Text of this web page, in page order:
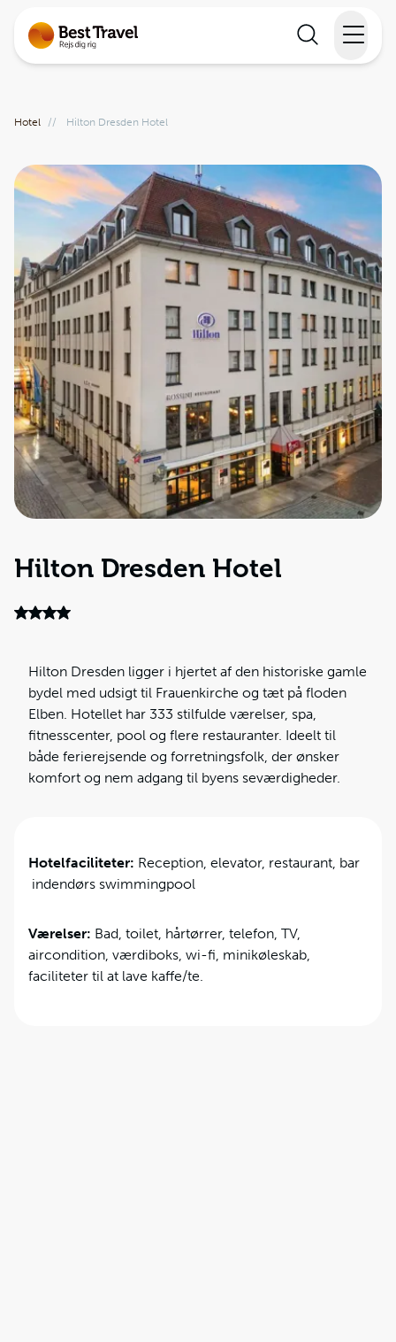
Rejsekalender
Inspiration
Information
Min Rejse
Hotel // Hilton Dresden Hotel
Hilton Dresden Hotel
Hilton Dresden ligger i hjertet af den historiske gamle
bydel med udsigt til Frauenkirche og tæt på floden
Elben. Hotellet har 333 stilfulde værelser, spa,
fitnesscenter, pool og flere restauranter. Ideelt til
både ferierejsende og forretningsfolk, der ønsker
komfort og nem adgang til byens seværdigheder.
Hotelfaciliteter: Reception, elevator, restaurant, bar
indendørs swimmingpool
Værelser: Bad, toilet, hårtørrer, telefon, TV,
aircondition, værdiboks, wi-fi, minikøleskab,
faciliteter til at lave kaffe/te.